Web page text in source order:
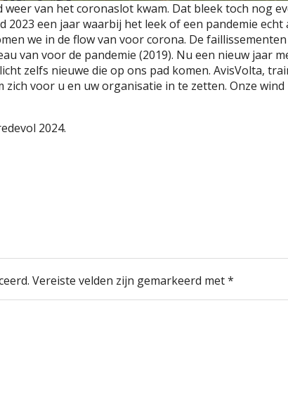
weer van het coronaslot kwam. Dat bleek toch nog
2023 een jaar waarbij het leek of een pandemie echt
we in de flow van voor corona. De
van voor de pandemie (2019). Nu een nieuw jaar
zelfs nieuwe die op ons pad komen. AvisVolta,
zich voor u en uw organisatie in te zetten. Onze
2024.
Vereiste velden zijn gemarkeerd met*